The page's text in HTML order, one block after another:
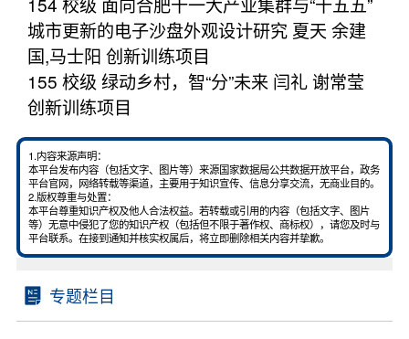
城市更新的电子沙盘外观设计研究 夏天 余建
国,马士阳 创新训练项目
155 校级 绿动乡村，智“分”未来 闫礼 谢常莹
创新训练项目
1.内容来源声明：
本平台发布内容（包括文字、图片等）来源国家数据局公共数据开放平台，政务
平台官网，网络转载等渠道，主要用于知识宣传、信息分享交流，无商业目的。
2.版权尊重与处置：
本平台尊重知识产权及他人合法权益。若转载或引用的内容（包括文字、图片
等）无意中侵犯了您的知识产权（包括但不限于著作权、商标权），请您及时与
平台联系。在接到通知并核实权属后，将立即删除相关内容并挚歉。
专题栏目